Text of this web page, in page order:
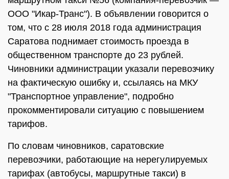
ООО "Икар-Транс"). В объявлении говорится о
том, что с 28 июля 2018 года администрация
Саратова поднимает стоимость проезда в
общественном транспорте до 23 рублей.
Чиновники администрации указали перевозчику
на фактическую ошибку и, ссылаясь на МКУ
"Транспортное управление", подробно
прокомментировали ситуацию с повышением
тарифов.
По словам чиновников, саратовские
перевозчики, работающие на нерегулируемых
тарифах (автобусы, маршрутные такси) в